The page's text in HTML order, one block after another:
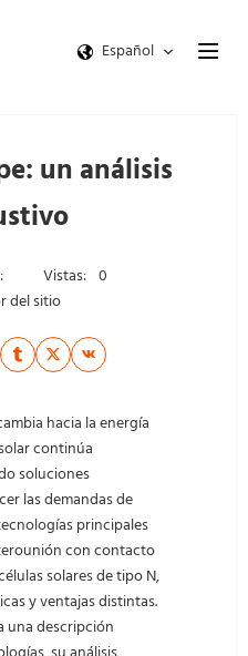
Español
un análisis
Vistas: 0
del sitio
hacia la energía
continúa
soluciones
las demandas de
principales
con contacto
solares de tipo N,
y ventajas distintas.
una descripción